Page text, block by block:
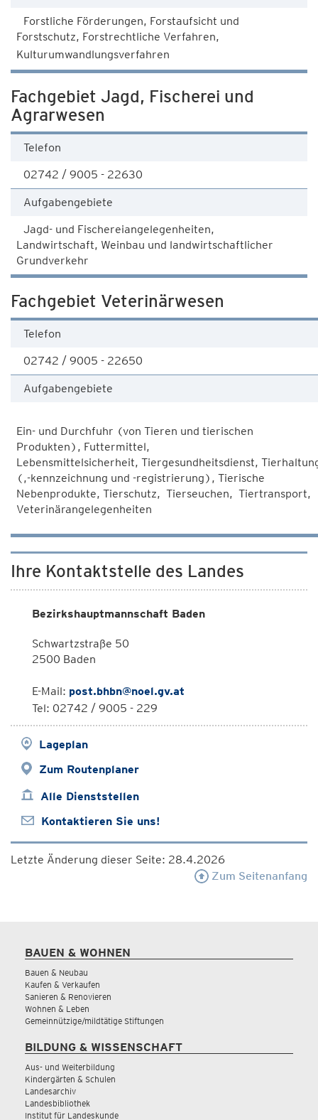
Forstliche Förderungen, Forstaufsicht und
Forstschutz, Forstrechtliche Verfahren,
Kulturumwandlungsverfahren
Fachgebiet Jagd, Fischerei und
Agrarwesen
Telefon
02742 / 9005 - 22630
Aufgabengebiete
Jagd- und Fischereiangelegenheiten,
Landwirtschaft, Weinbau und landwirtschaftlicher
Grundverkehr
Fachgebiet Veterinärwesen
Telefon
02742 / 9005 - 22650
Aufgabengebiete
Ein- und Durchfuhr (von Tieren und tierischen
Produkten), Futtermittel,
Lebensmittelsicherheit, Tiergesundheitsdienst,
(,-kennzeichnung und -registrierung), Tierische
Nebenprodukte, Tierschutz, Tierseuchen, Tiertransport,
Veterinärangelegenheiten
Ihre Kontaktstelle des Landes
Bezirkshauptmannschaft Baden
Schwartzstraße 50
2500 Baden
E-Mail: post.bhbn@noel.gv.at
Tel: 02742 / 9005 - 229
Lageplan
Zum Routenplaner
Alle Dienststellen
Kontaktieren Sie uns!
Letzte Änderung dieser Seite: 28.4.2026
Zum Seitenanfang
BAUEN & WOHNEN
Bauen & Neubau
Kaufen & Verkaufen
Sanieren & Renovieren
Wohnen & Leben
Gemeinnützige/mildtätige Stiftungen
BILDUNG & WISSENSCHAFT
Aus- und Weiterbildung
Kindergärten & Schulen
Landesarchiv
Landesbibliothek
Institut für Landeskunde